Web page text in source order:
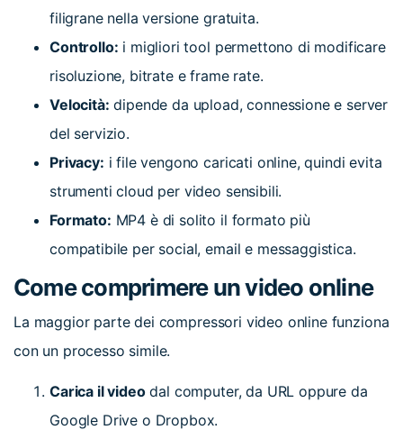
filigrane nella versione gratuita.
Controllo: i migliori tool permettono di modificare
risoluzione, bitrate e frame rate.
Velocità: dipende da upload, connessione e server
del servizio.
Privacy: i file vengono caricati online, quindi evita
strumenti cloud per video sensibili.
Formato: MP4 è di solito il formato più
compatibile per social, email e messaggistica.
Come comprimere un video online
La maggior parte dei compressori video online funziona
con un processo simile.
Carica il videodal computer, da URL oppure da
Google Drive o Dropbox.